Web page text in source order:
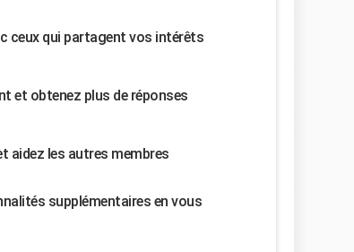
ceux qui partagent vos intérêts
et obtenez plus de réponses
aidez les autres membres
supplémentaires en vous